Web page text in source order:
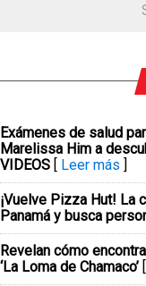
Exámenes de salud
Marelissa Him a
VIDEOS [ Leer más ]
¡Vuelve Pizza Hut! La
Panamá y busca
Revelan cómo
‘La Loma de Chamaco’ [